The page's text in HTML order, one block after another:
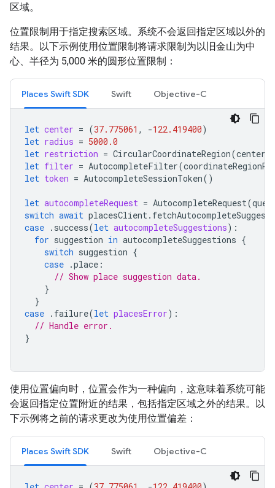
区域。
位置限制用于指定搜索区域。系统不会返回指定区域以外的
结果。以下示例使用位置限制将请求限制为以旧金山为中
心、半径为 5,000 米的圆形位置限制：
Places Swift SDK Swift Objective-C
let center = (37.775061 , -122.419400)
let radius = 5000.0
let restriction = CircularCoordinateRegion(center
let filter = AutocompleteFilter(
let token = AutocompleteSessionToken()
let autocompleteRequest = AutocompleteRequest(
switch await placesClient .
case . success(let autocompleteSuggestions):
for suggestion in autocompleteSuggestions {
switch suggestion {
case .place :
// Show place suggestion data.
}
}
case . failure(let placesError):
// Handle error.
}
使用位置偏向时，位置会作为一种偏向，这意味着系统可能
会返回指定位置附近的结果，包括指定区域之外的结果。以
下示例将之前的请求更改为使用位置偏差：
Places Swift SDK Swift Objective-C